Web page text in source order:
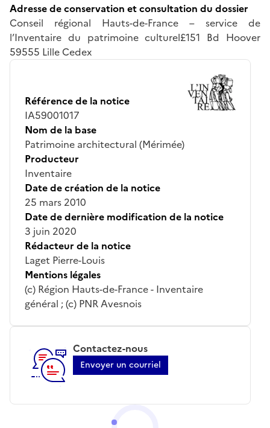
Adresse de conservation et consultation du dossier
Conseil régional Hauts-de-France – service de
l’Inventaire du patrimoine culturel£151 Bd Hoover
59555 Lille Cedex
Référence de la notice
IA59001017
Nom de la base
Patrimoine architectural (Mérimée)
Producteur
Inventaire
Date de création de la notice
25 mars 2010
Date de dernière modification de la notice
3 juin 2020
Rédacteur de la notice
Laget Pierre-Louis
Mentions légales
(c) Région Hauts-de-France - Inventaire
général ; (c) PNR Avesnois
Contactez-nous
Envoyer un courriel